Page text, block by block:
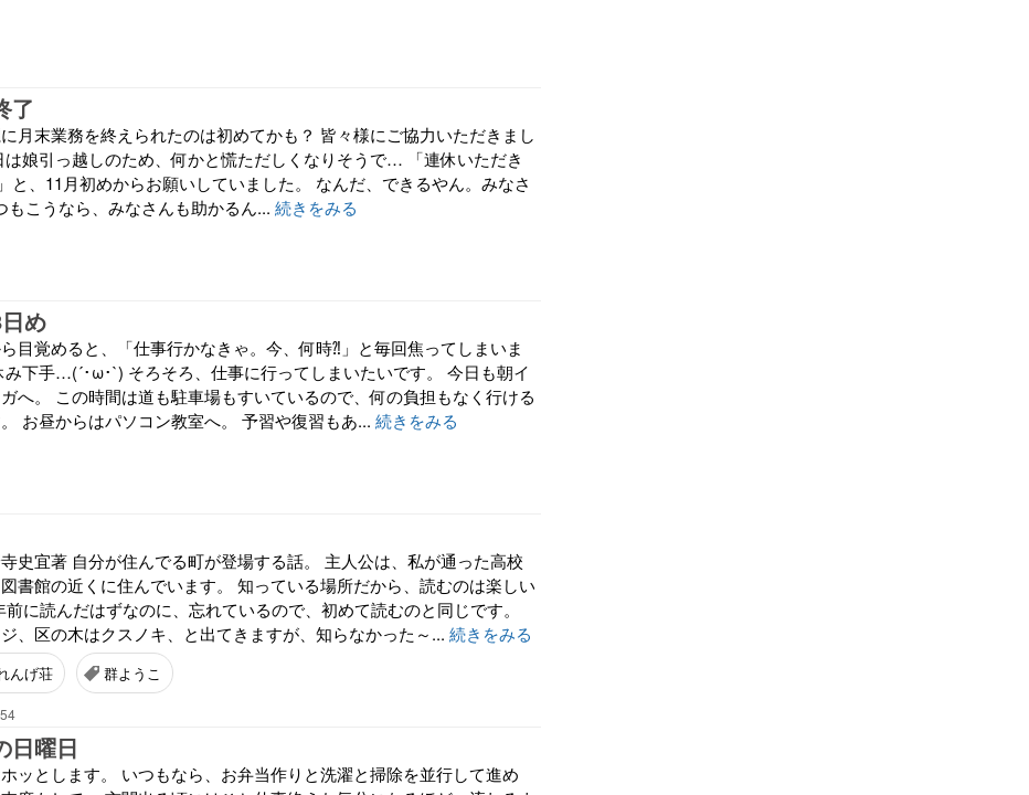
了
月末業務を終えられたのは初めてかも？ 皆々様にご協力いただきまし
は娘引っ越しのため、何かと慌ただしくなりそうで… 「連休いただき
と、11月初めからお願いしていました。 なんだ、できるやん。みなさ
つもこうなら、みなさんも助かるん... 続きをみる
め
目覚めると、「仕事行かなきゃ。今、何時⁈」と毎回焦ってしまいま
み下手…(´･ω･`) そろそろ、仕事に行ってしまいたいです。 今日も朝イ
へ。 この時間は道も駐車場もすいているので、何の負担もなく行ける
お昼からはパソコン教室へ。 予習や復習もあ... 続きをみる
寺史宜著 自分が住んでる町が登場する話。 主人公は、私が通った高校
書館の近くに住んでいます。 知っている場所だから、読むのは楽しい
前に読んだはずなのに、忘れているので、初めて読むのと同じです。
、区の木はクスノキ、と出てきますが、知らなかった～... 続きをみる
んげ荘 群ようこ
日曜日
ッとします。 いつもなら、お弁当作りと洗濯と掃除を並行して進め